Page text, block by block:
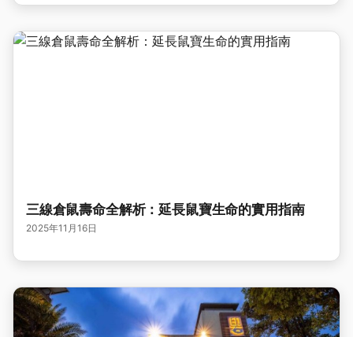
三線倉鼠壽命全解析：延長鼠寶生命的實用指南
2025年11月16日